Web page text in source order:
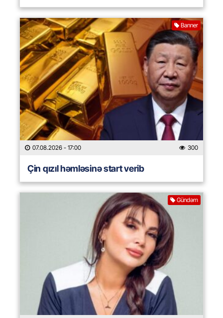
Banner
07.08.2026 - 17:00 300
Çin qızıl həmləsinə start verib
Gündəm